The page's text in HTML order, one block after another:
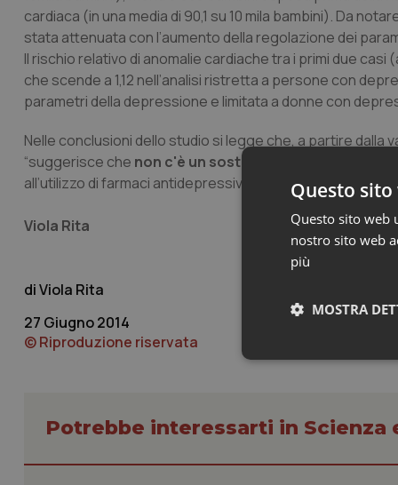
cardiaca (in una media di 90,1 su 10 mila bambini). Da
stata attenuata con l’aumento della regolazione dei
Il rischio relativo di anomalie cardiache tra i primi due casi
che scende a 1,12 nell’analisi ristretta a persone con
parametri della depressione e limitata a donne con
Nelle conclusioni dello studio si legge che, a partire
“suggerisce che non c'è un sostanziale aumento del
all’utilizzo di farmaci antidepressivi
durante i primi tre mesi
Viola Rita
Viola Rita
27 Giugno 2014
© Riproduzione riservata
Potrebbe interessarti in Scienza
Questo
Questo sito web
nostro sito web
più
MOSTRA